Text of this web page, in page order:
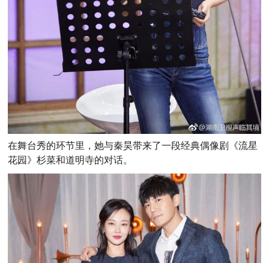
在舞台秀的环节里，她与秦昊带来了一段经典偶像剧《流星
花园》杉菜和道明寺的对话。